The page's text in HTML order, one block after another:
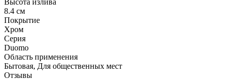
8.4 см
Покрытие
Хром
Серия
Duomo
Область применения
Бытовая, Для общественных мест
Отзывы